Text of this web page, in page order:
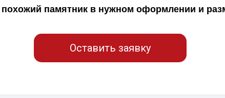
похожий памятник в нужном оформлении и
Оставить заявку